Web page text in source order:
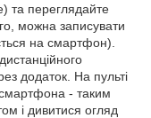
та переглядайте
можна записувати
на смартфон).
додаток. На пульті
- таким
і дивитися огляд